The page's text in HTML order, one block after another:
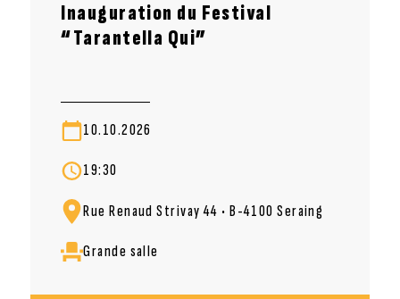
Inauguration du Festival
“Tarantella Qui”
10.10.2026
19:30
Rue Renaud Strivay 44 • B-4100 Seraing
Grande salle